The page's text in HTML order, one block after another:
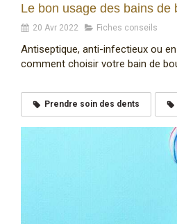
Le bon usage des bains de
20 Avr 2022 Fiches conseils
Antiseptique, anti-infectieux ou
comment choisir votre bain de
Prendre soin des dents